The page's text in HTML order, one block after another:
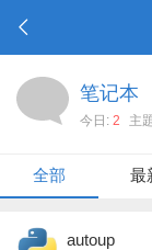
笔记本
今日: 2 主
全部 最
autoup